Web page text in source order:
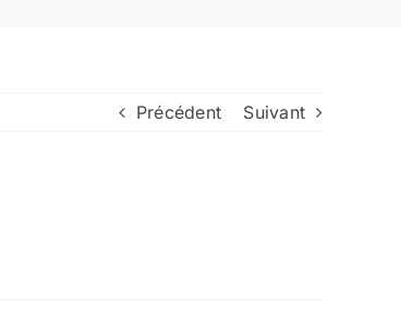
Précédent Suivant